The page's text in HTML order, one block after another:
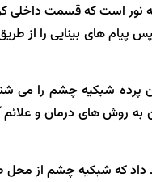
نور است که قسمت داخلی
های بینایی را از
پرده شبکیه چشم را می
روش های درمان و علائم
که شبکیه چشم از محل